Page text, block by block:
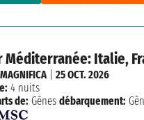
Méditerranée: Italie,
|25 OCT. 2026
4 nuits
de: Gênes débarquement: